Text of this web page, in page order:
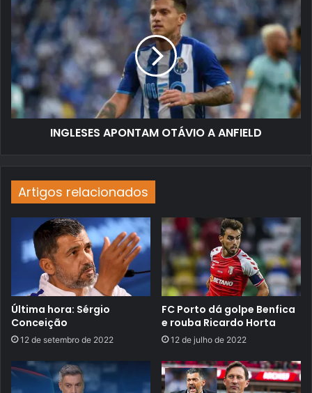
INGLESES APONTAM OTÁVIO A ANFIELD
Artigos relacionados
Última hora: Sérgio
Conceição
12 de setembro de 2022
FC Porto dá golpe Benfica
e rouba Ricardo Horta
12 de julho de 2022